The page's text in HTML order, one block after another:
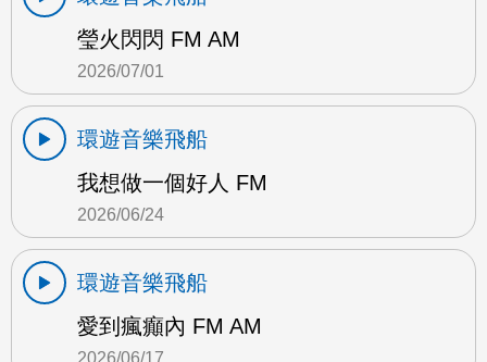
瑩火閃閃 FM AM
2026/07/01
環遊音樂飛船
我想做一個好人 FM
2026/06/24
環遊音樂飛船
愛到瘋癲內 FM AM
2026/06/17